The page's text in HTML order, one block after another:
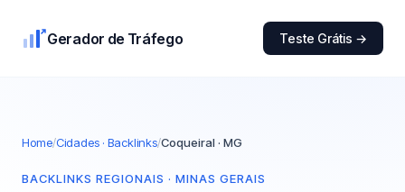
Gerador de Tráfego Teste Grátis →
Home/Cidades · Backlinks/Coqueiral · MG
BACKLINKS REGIONAIS · MINAS GERAIS